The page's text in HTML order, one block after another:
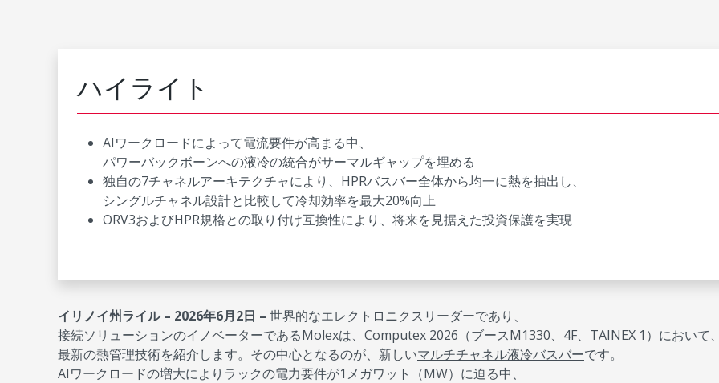
ハイライト
AIワークロードによって電流要件が高まる中、
パワーバックボーンへの液冷の統合がサーマルギャップを埋める
独自の7チャネルアーキテクチャにより、HPRバスバー全体から均一に熱を抽出し、
シングルチャネル設計と比較して冷却効率を最大20%向上
ORV3およびHPR規格との取り付け互換性により、将来を見据えた投資保護を実現
イリノイ州ライル – 2026年6月2日 – 世界的なエレクトロニクスリーダーであり、
接続ソリューションのイノベーターであるMolexは、Computex 2026（ブースM1330、4F、TAINEX 1）において、
最新の熱管理技術を紹介します。その中心となるのが、新しいマルチチャネル液冷バスバーです。
AIワークロードの増大によりラックの電力要件が1メガワット（MW）に迫る中、